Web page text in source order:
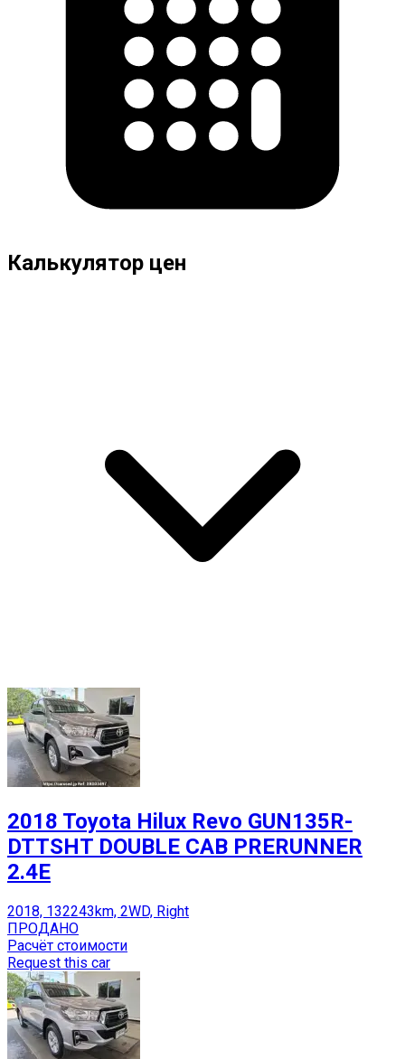
Калькулятор цен
2018 Toyota Hilux Revo GUN135R-
DTTSHT DOUBLE CAB PRERUNNER
2.4E
2018, 132243km, 2WD, Right
ПРОДАНО
Расчёт стоимости
Request this car